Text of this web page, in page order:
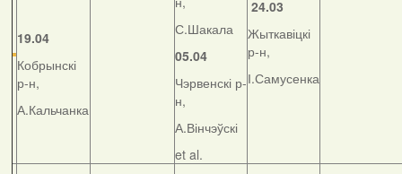
19.04
Кобрынскі
р-н,
А.Кальчанка
С.Шакала
05.04
Чэрвенскі р-
н,
А.Вінчэўскі
et al.
24.03
Жыткавіцкі
р-н,
І.Самусенка